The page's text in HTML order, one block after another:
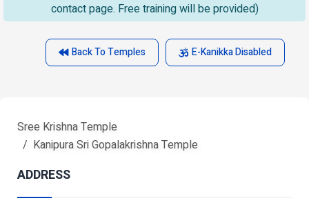
contact page. Free training will be provided)
Back To Temples E-Kanikka Disabled
Sree Krishna Temple
Kanipura Sri Gopalakrishna Temple
ADDRESS